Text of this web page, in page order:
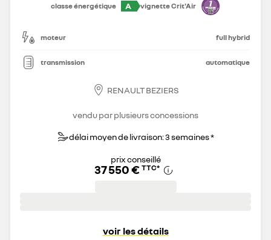
classe énergétique
A vignette Crit'Air
moteur full hybrid
transmission automatique
RENAULT BEZIERS
vendu par plusieurs concessions
délai moyen de livraison: 3 semaines *
prix conseillé
37 550 € TTC*
voir les détails